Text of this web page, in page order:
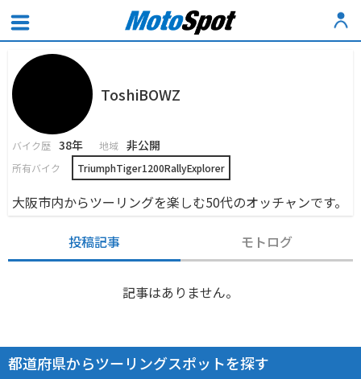
ToshiBOWZ
バイク歴 38年 地域 非公開
所有バイク TriumphTiger1200RallyExplorer
大阪市内からツーリングを楽しむ50代のオッチャンです。
投稿記事 モトログ
記事はありません。
都道府県からツーリングスポットを探す